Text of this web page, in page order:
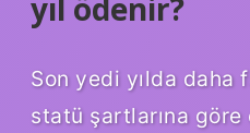
yıl ödenir?
Son yedi yılda daha
statü şartlarına